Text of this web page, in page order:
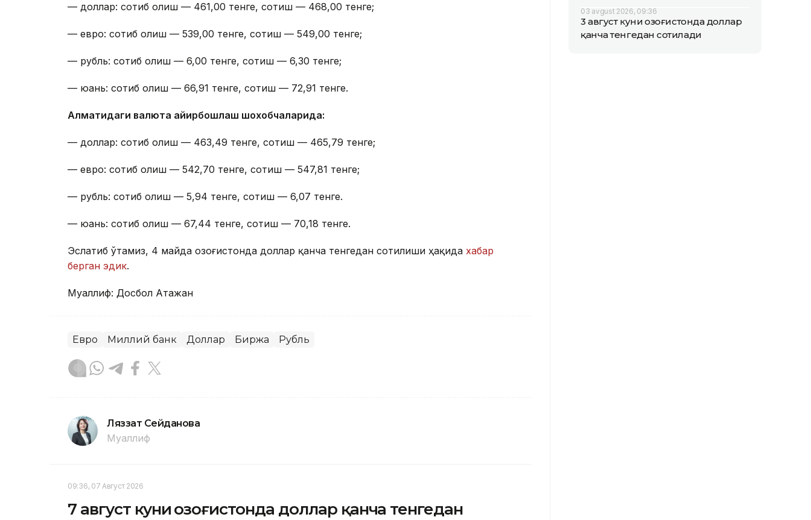
— доллар: сотиб олиш — 461,00 тенге, сотиш — 468,00 тенге;
— евро: сотиб олиш — 539,00 тенге, сотиш — 549,00 тенге;
— рубль: сотиб олиш — 6,00 тенге, сотиш — 6,30 тенге;
— юань: сотиб олиш — 66,91 тенге, сотиш — 72,91 тенге.
Алматидаги валюта айирбошлаш шохобчаларида:
— доллар: сотиб олиш — 463,49 тенге, сотиш — 465,79 тенге;
— евро: сотиб олиш — 542,70 тенге, сотиш — 547,81 тенге;
— рубль: сотиб олиш — 5,94 тенге, сотиш — 6,07 тенге.
— юань: сотиб олиш — 67,44 тенге, сотиш — 70,18 тенге.
Эслатиб ўтамиз, 4 майда Қозоғистонда доллар қанча тенгедан сотилиши ҳақида хабар
берган эдик.
Муаллиф: Досбол Атажан
Евро Миллий банк Доллар Биржа Рубль
Ляззат Сейданова
Муаллиф
09:36, 07 Август 2026
7 август куни Қозоғистонда доллар қанча тенгедан
03 avgust 2026, 09:36
3 август куни Қозоғистонда доллар
қанча тенгедан сотилади